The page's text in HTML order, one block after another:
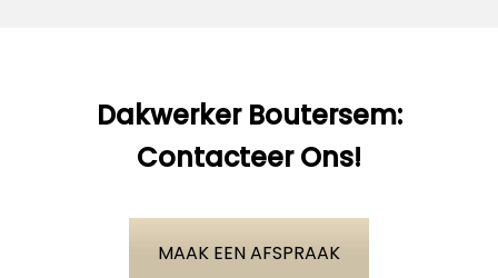
Dakwerker Boutersem:
Contacteer Ons!
MAAK EEN AFSPRAAK